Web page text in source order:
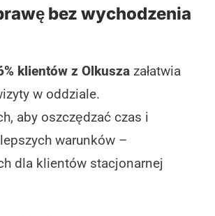
bez wychodzenia
klientów z Olkusza załatwia
w oddziale.
aby oszczędzać czas i
warunków –
dla klientów stacjonarnej